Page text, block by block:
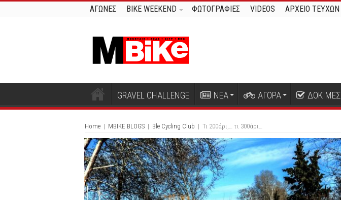
ΑΓΩΝΕΣ BIKE WEEKEND ΦΩΤΟΓΡΑΦΙΕΣ VIDEOS ΑΡΧΕΙΟ ΤΕΥΧΩΝ
GRAVEL CHALLENGE ΝΕΑ ΑΓΟΡΑ ΔΟΚΙΜΕΣ
Home | MBIKE BLOGS | Ble Cycling Club | Τι 200άρι,… τι 300άρι…